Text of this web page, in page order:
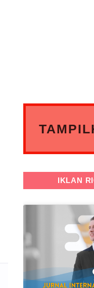
IKLAN